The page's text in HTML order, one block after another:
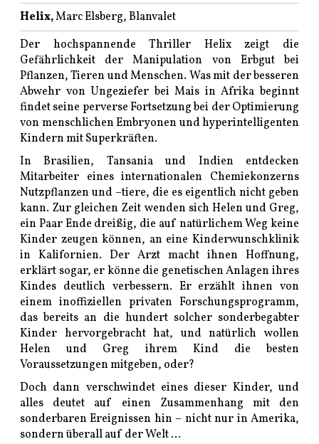
Helix,Marc Elsberg, Blanvalet
Der hochspannende Thriller Helix zeigt die
Gefährlichkeit der Manipulation von Erbgut bei
Pflanzen, Tieren und Menschen. Was mit der besseren
Abwehr von Ungeziefer bei Mais in Afrika beginnt
findet seine perverse Fortsetzung bei der Optimierung
von menschlichen Embryonen und hyperintelligenten
Kindern mit Superkräften.
In Brasilien, Tansania und Indien entdecken
Mitarbeiter eines internationalen Chemiekonzerns
Nutzpflanzen und –tiere, die es eigentlich nicht geben
kann. Zur gleichen Zeit wenden sich Helen und Greg,
ein Paar Ende dreißig, die auf natürlichem Weg keine
Kinder zeugen können, an eine Kinderwunschklinik
in Kalifornien. Der Arzt macht ihnen Hoffnung,
erklärt sogar, er könne die genetischen Anlagen ihres
Kindes deutlich verbessern. Er erzählt ihnen von
einem inoffiziellen privaten Forschungsprogramm,
das bereits an die hundert solcher sonderbegabter
Kinder hervorgebracht hat, und natürlich wollen
Helen und Greg ihrem Kind die besten
Voraussetzungen mitgeben, oder?
Doch dann verschwindet eines dieser Kinder, und
alles deutet auf einen Zusammenhang mit den
sonderbaren Ereignissen hin – nicht nur in Amerika,
sondern überall auf der Welt …